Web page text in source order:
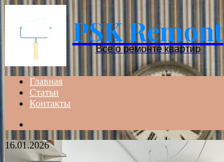
PSK Remont
Все о ремонте квартир
Главная
Статьи
Контакты
16.01.2026